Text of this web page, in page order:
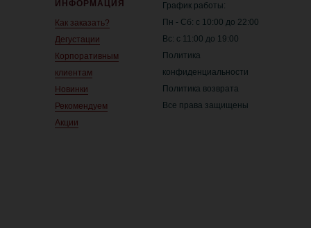
ИНФОРМАЦИЯ
Как заказать?
Дегустации
Корпоративным
клиентам
Новинки
Рекомендуем
Акции
График работы:
Пн - Сб: с 10:00 до 22:00
Вс: с 11:00 до 19:00
Политика
конфиденциальности
Политика возврата
Все права защищены